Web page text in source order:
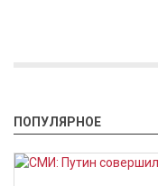
ПОПУЛЯРНОЕ